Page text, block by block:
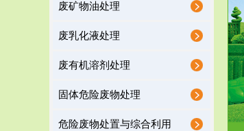
废矿物油处理
废乳化液处理
废有机溶剂处理
固体危险废物处理
危险废物处置与综合利用
服务范围
噪声治理